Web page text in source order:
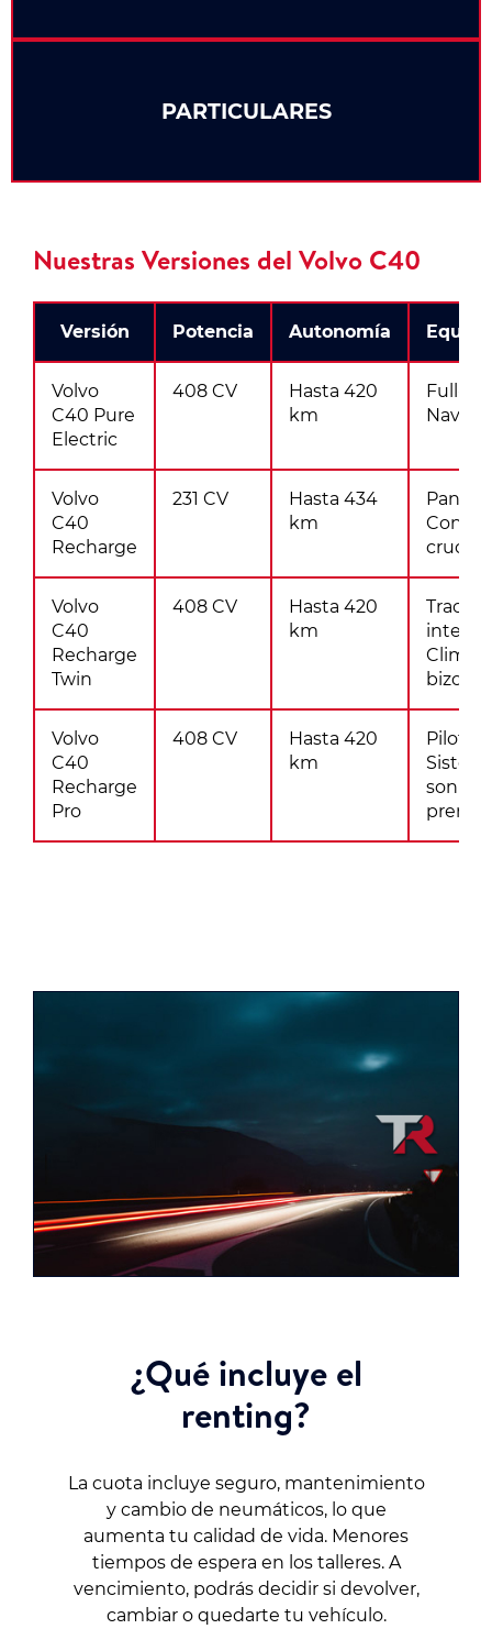
PARTICULARES
Nuestras Versiones del Volvo C40
Versión Potencia Autonomía
Volvo
C40 Pure
Electric
408 CV
Hasta 420
km
Full-
Volvo
C40
Recharge
231 CV
Hasta 434
km
crucero
Volvo
C40
Recharge
Twin
408 CV
Hasta 420
km
bizona
Volvo
C40
Recharge
Pro
408 CV
Hasta 420
km
Pilot
sonido
¿Qué incluye el
renting?
La cuota incluye seguro, mantenimiento
y cambio de neumáticos, lo que
aumenta tu calidad de vida. Menores
tiempos de espera en los talleres. A
vencimiento, podrás decidir si devolver,
cambiar o quedarte tu vehículo.